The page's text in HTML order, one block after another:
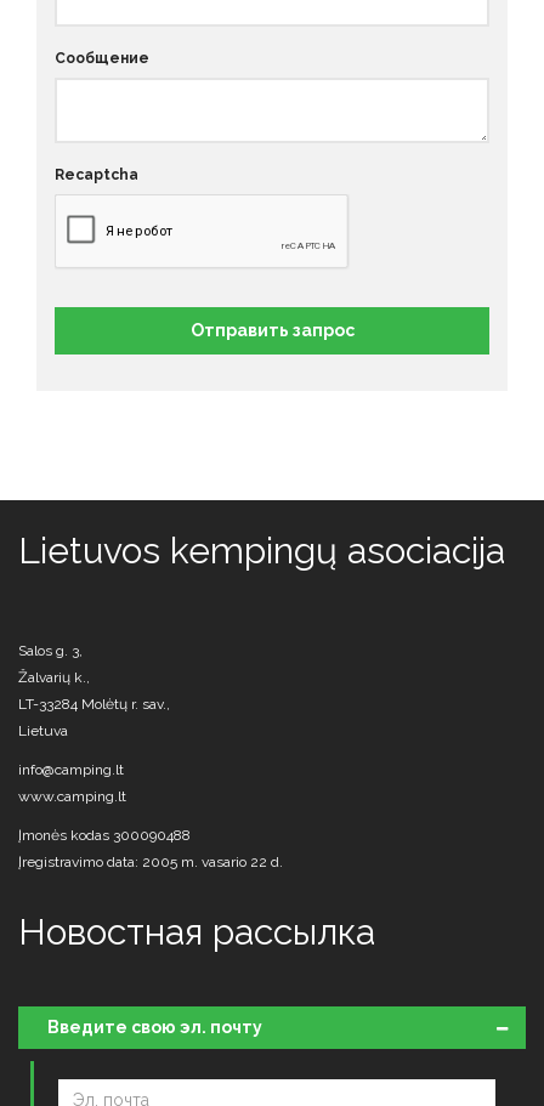
Сообщение
Recaptcha
Отправить запрос
Lietuvos kempingų asociacija
Salos g. 3,
Žalvarių k.,
LT-33284 Molėtų r. sav.,
Lietuva
info@camping.lt
www.camping.lt
Įmonės kodas 300090488
Įregistravimo data: 2005 m. vasario 22 d.
Новостная рассылка
Введите свою эл. почту